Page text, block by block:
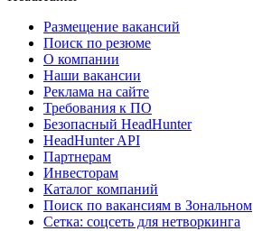
Размещение вакансий
Поиск по резюме
О компании
Наши вакансии
Реклама на сайте
Требования к ПО
Безопасный HeadHunter
HeadHunter API
Партнерам
Инвесторам
Каталог компаний
Поиск по вакансиям в Зональном
Сетка: соцсеть для нетворкинга